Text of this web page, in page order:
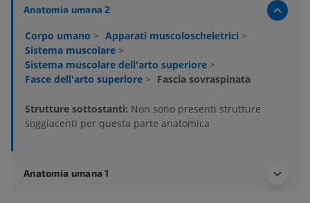
Anatomia umana 2
Corpo umano > Apparati muscoloscheletrici >
Sistema muscolare >
Sistema muscolare dell'arto superiore >
Fasce dell'arto superiore > Fascia sovraspinata
Strutture sottostanti: Non sono presenti strutture
soggiacenti per questa parte anatomica
Anatomia umana 1